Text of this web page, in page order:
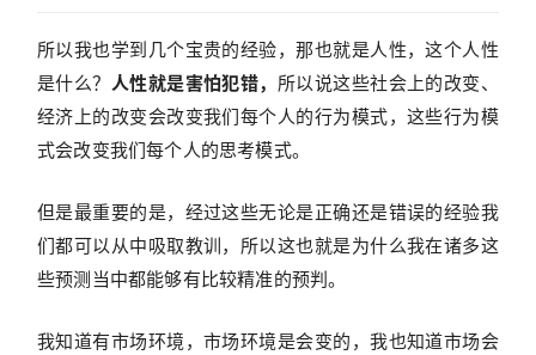
所以我也学到几个宝贵的经验，那也就是人性，这个人性
是什么？ 人性就是害怕犯错， 所以说这些社会上的改变、
经济上的改变会改变我们每个人的行为模式，这些行为模
式会改变我们每个人的思考模式。
但是最重要的是，经过这些无论是正确还是错误的经验我
们都可以从中吸取教训，所以这也就是为什么我在诸多这
些预测当中都能够有比较精准的预判。
我知道有市场环境，市场环境是会变的，我也知道市场会